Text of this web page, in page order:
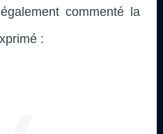
commenté la
: